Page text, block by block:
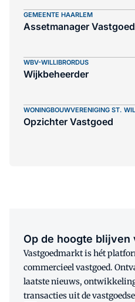
GEMEENTE HAARLEM
Assetmanager Vastgoed
WBV-WILLIBRORDUS
Wijkbeheerder
WONINGBOUWVERENIGING ST.
Opzichter Vastgoed
Op de hoogte blijven
Vastgoedmarkt is hét
commercieel vastgoed.
laatste nieuws,
transacties uit de